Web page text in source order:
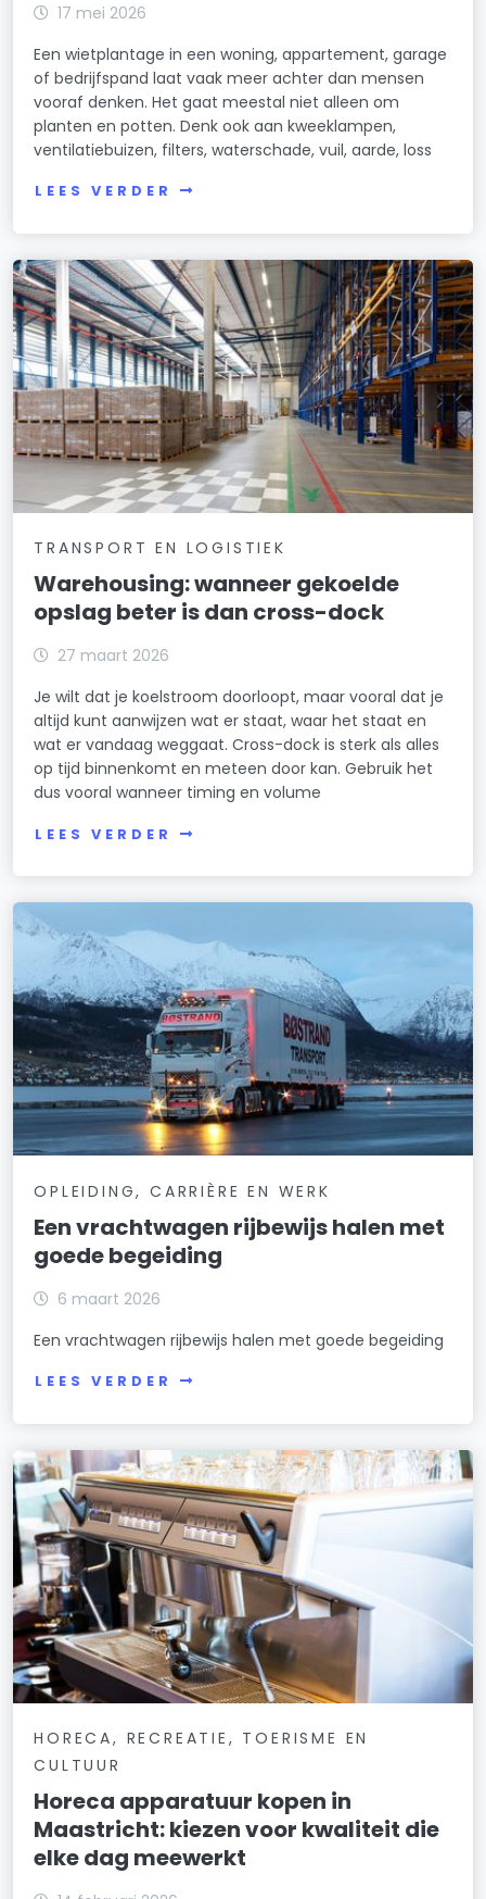
17 mei 2026
Een wietplantage in een woning, appartement, garage
of bedrijfspand laat vaak meer achter dan mensen
vooraf denken. Het gaat meestal niet alleen om
planten en potten. Denk ook aan kweeklampen,
ventilatiebuizen, filters, waterschade, vuil, aarde, loss
LEES VERDER
TRANSPORT EN LOGISTIEK
Warehousing: wanneer gekoelde
opslag beter is dan cross-dock
27 maart 2026
Je wilt dat je koelstroom doorloopt, maar vooral dat je
altijd kunt aanwijzen wat er staat, waar het staat en
wat er vandaag weggaat. Cross-dock is sterk als alles
op tijd binnenkomt en meteen door kan. Gebruik het
dus vooral wanneer timing en volume
LEES VERDER
OPLEIDING, CARRIÈRE EN WERK
Een vrachtwagen rijbewijs halen met
goede begeiding
6 maart 2026
Een vrachtwagen rijbewijs halen met goede begeiding
LEES VERDER
HORECA, RECREATIE, TOERISME EN
CULTUUR
Horeca apparatuur kopen in
Maastricht: kiezen voor kwaliteit die
elke dag meewerkt